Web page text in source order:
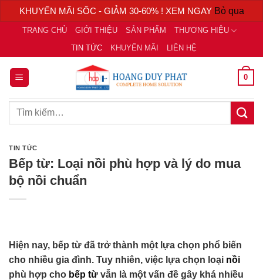
KHUYẾN MÃI SỐC - GIẢM 30-60% ! XEM NGAY Bỏ qua
Chuyển
nội
dung
TRANG CHỦ GIỚI THIỆU SẢN PHẨM
THƯƠNG HIỆU
TIN TỨC
KHUYẾN MÃI LIÊN HỆ
0
Tìm
TIN TỨC
Bếp từ: Loại nồi phù hợp và lý do mua
bộ nồi chuẩn
Hiện nay, bếp từ đã trở thành một lựa chọn phổ biến
cho nhiều gia đình. Tuy nhiên, việc lựa chọn loại nồi
phù hợp cho bếp từ vẫn là một vấn đề gây khá nhiều